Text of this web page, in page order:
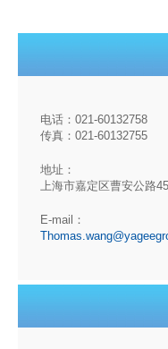
电话：021-60132758
传真：021-60132755
地址：
上海市嘉定区曹安公路
E-mail：